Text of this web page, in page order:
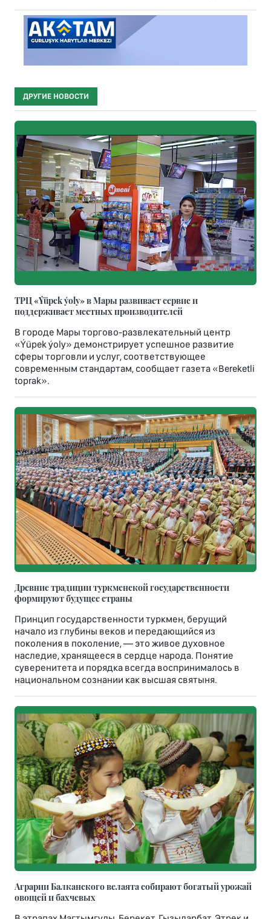
ДРУГИЕ НОВОСТИ
ТРЦ «Ýüpek ýoly» в Мары развивает сервис и
поддерживает местных производителей
В городе Мары торгово-развлекательный центр
«Ýüpek ýoly» демонстрирует успешное развитие
сферы торговли и услуг, соответствующее
современным стандартам, сообщает газета «Bereketli
toprak».
Древние традиции туркменской государственности
формируют будущее страны
Принцип государственности туркмен, берущий
начало из глубины веков и передающийся из
поколения в поколение, — это живое духовное
наследие, хранящееся в сердце народа. Понятие
суверенитета и порядка всегда воспринималось в
национальном сознании как высшая святыня.
Аграрии Балканского велаята собирают богатый урожай
овощей и бахчевых